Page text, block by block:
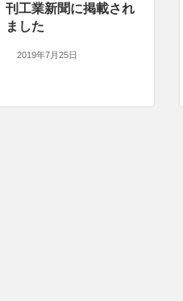
刊工業新聞に掲載され
ました
2019年7月25日